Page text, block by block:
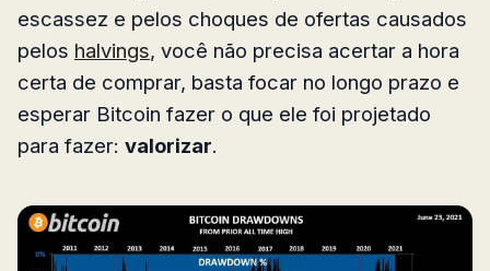
escassez e pelos choques de ofertas causados
pelos halvings, você não precisa acertar a hora
certa de comprar, basta focar no longo prazo e
esperar Bitcoin fazer o que ele foi projetado
para fazer: valorizar.